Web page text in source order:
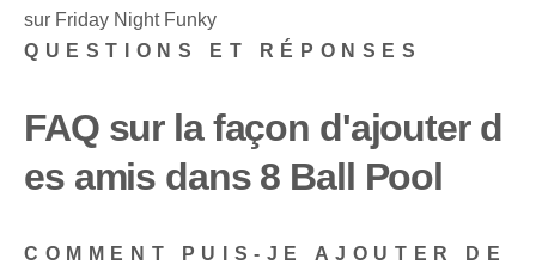
sur Friday Night Funky
QUESTIONS ET RÉPONSES
FAQ sur la façon d'ajouter d
es amis dans 8 Ball Pool
COMMENT PUIS-JE AJOUTER DE